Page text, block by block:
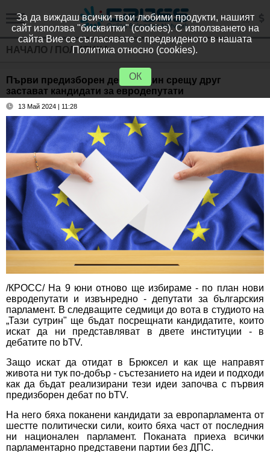
НАЧАЛО / ПОЛИТИКА
Първи предизборен дебат. Един срещу друг
застават кандидати за евродепутати
13 Май 2024 | 11:28
/КРОСС/ На 9 юни отново ще избираме - по план нови
евродепутати и извънредно - депутати за българския
парламент. В следващите седмици до вота в студиото на
„Тази сутрин" ще бъдат посрещнати кандидатите, които
искат да ни представляват в двете институции - в
дебатите по bTV.
Защо искат да отидат в Брюксел и как ще направят
живота ни тук по-добър - състезанието на идеи и подходи
как да бъдат реализирани тези идеи започва с първия
предизборен дебат по bTV.
На него бяха поканени кандидати за европарламента от
шестте политически сили, които бяха част от последния
ни национален парламент. Поканата приеха всички
парламентарно представени партии без ДПС.
За да виждаш всички твои любими продукти, нашият
сайт използва "бисквитки" (cookies). С използването на
сайта Вие се съгласявате с предвиденото в нашата
Политика относно (cookies).
ОК